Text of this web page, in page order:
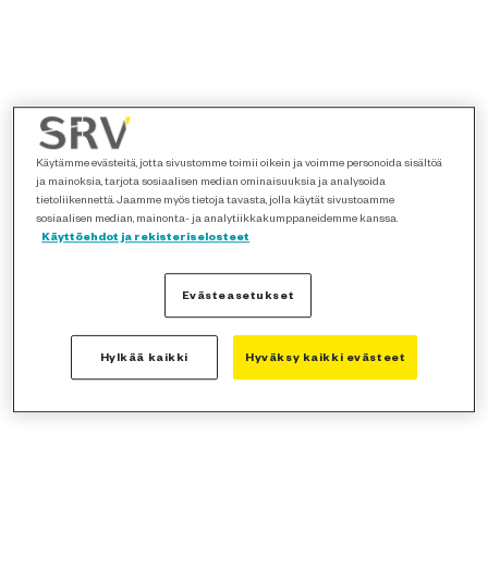
Käytämme evästeitä, jotta sivustomme toimii oikein ja voimme personoida sisältöä
ja mainoksia, tarjota sosiaalisen median ominaisuuksia ja analysoida
tietoliikennettä. Jaamme myös tietoja tavasta, jolla käytät sivustoamme
sosiaalisen median, mainonta- ja analytiikkakumppaneidemme kanssa.
Käyttöehdot ja rekisteriselosteet
Evästeasetukset
Hylkää kaikki Hyväksy kaikki evästeet